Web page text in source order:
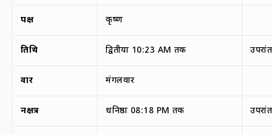
पक्ष कृष्ण
तिथि द्वितीया 10:23 AM तक
वार मंगलवार
नक्षत्र धनिष्ठा 08:18 PM तक